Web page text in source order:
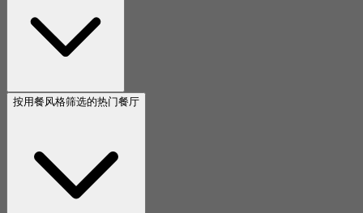
按用餐风格筛选的热门餐厅